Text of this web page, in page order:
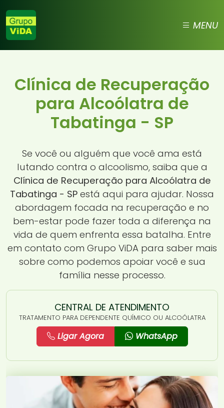
MENU
Clínica de Recuperação
para Alcoólatra de
Tabatinga - SP
Se você ou alguém que você ama está
lutando contra o alcoolismo, saiba que a
Clínica de Recuperação para Alcoólatra de
Tabatinga - SP está aqui para ajudar. Nossa
abordagem focada na recuperação e no
bem-estar pode fazer toda a diferença na
vida de quem enfrenta essa batalha. Entre
em contato com Grupo ViDA para saber mais
sobre como podemos apoiar você e sua
família nesse processo.
CENTRAL DE ATENDIMENTO
TRATAMENTO PARA DEPENDENTE QUÍMICO OU ALCOÓLATRA
Ligar Agora WhatsApp